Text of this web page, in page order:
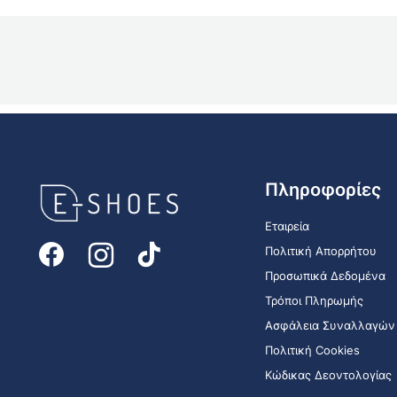
Πληροφορίες
Εταιρεία
Πολιτική Απορρήτου
Προσωπικά Δεδομένα
Τρόποι Πληρωμής
Ασφάλεια Συναλλαγών
Πολιτική Cookies
Κώδικας Δεοντολογίας